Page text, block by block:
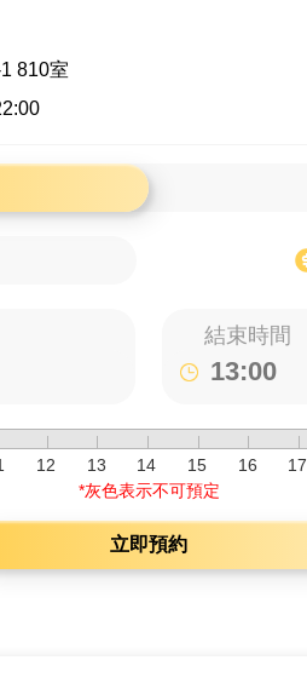
810室
結束時間
12 13 14 15 16 17
*灰色表示不可預定
立即預約